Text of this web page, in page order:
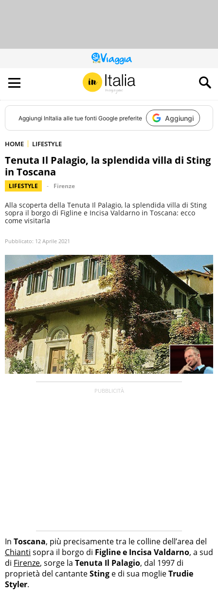
QUESTO
SITO
CONTRIBUISCE
ALL’AUDIENCE
DI
Aggiungi InItalia alle tue fonti Google preferite Aggiungi
HOME LIFESTYLE
Tenuta Il Palagio, la splendida villa di Sting
in Toscana
LIFESTYLE Firenze
Alla scoperta della Tenuta Il Palagio, la splendida villa di Sting
sopra il borgo di Figline e Incisa Valdarno in Toscana: ecco
come visitarla
Pubblicato: 12 Aprile 2021
In Toscana, più precisamente tra le colline dell’area del
Chianti sopra il borgo di Figline e Incisa Valdarno, a sud
di Firenze, sorge la Tenuta Il Palagio, dal 1997 di
proprietà del cantanteSting e di sua moglieTrudie
Styler.